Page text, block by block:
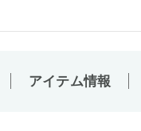
アイテム情報